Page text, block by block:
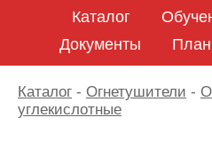
Каталог
Документы
Каталог - Огнетушители -
углекислотные